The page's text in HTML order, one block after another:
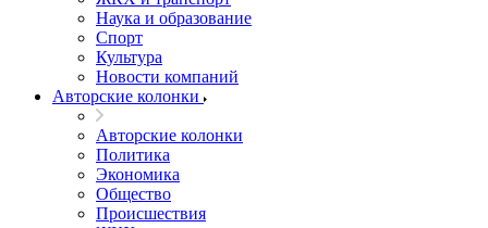
Наука и образование
Спорт
Культура
Новости компаний
Авторские колонки
Авторские колонки
Политика
Экономика
Общество
Происшествия